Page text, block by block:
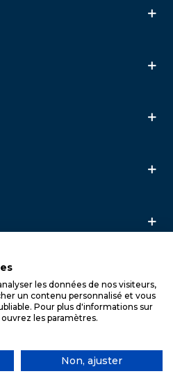
— L'inox technique & artisanal ·
corps et du câble inox
les données de nos visiteurs,
un contenu personnalisé et vous
Pour plus d'informations sur
les paramètres.
Non, ajuster